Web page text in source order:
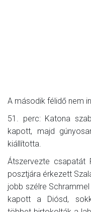
A második félidő nem
51. perc: Katona
kapott, majd
kiállította.
Átszervezte csapatát
posztjára érkezett
jobb szélre
kapott a Diósd,